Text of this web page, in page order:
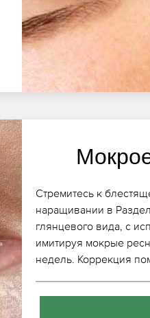
Стремитесь к
наращивании в
глянцевого вида, с
имитируя мокрые
недель. Коррекция